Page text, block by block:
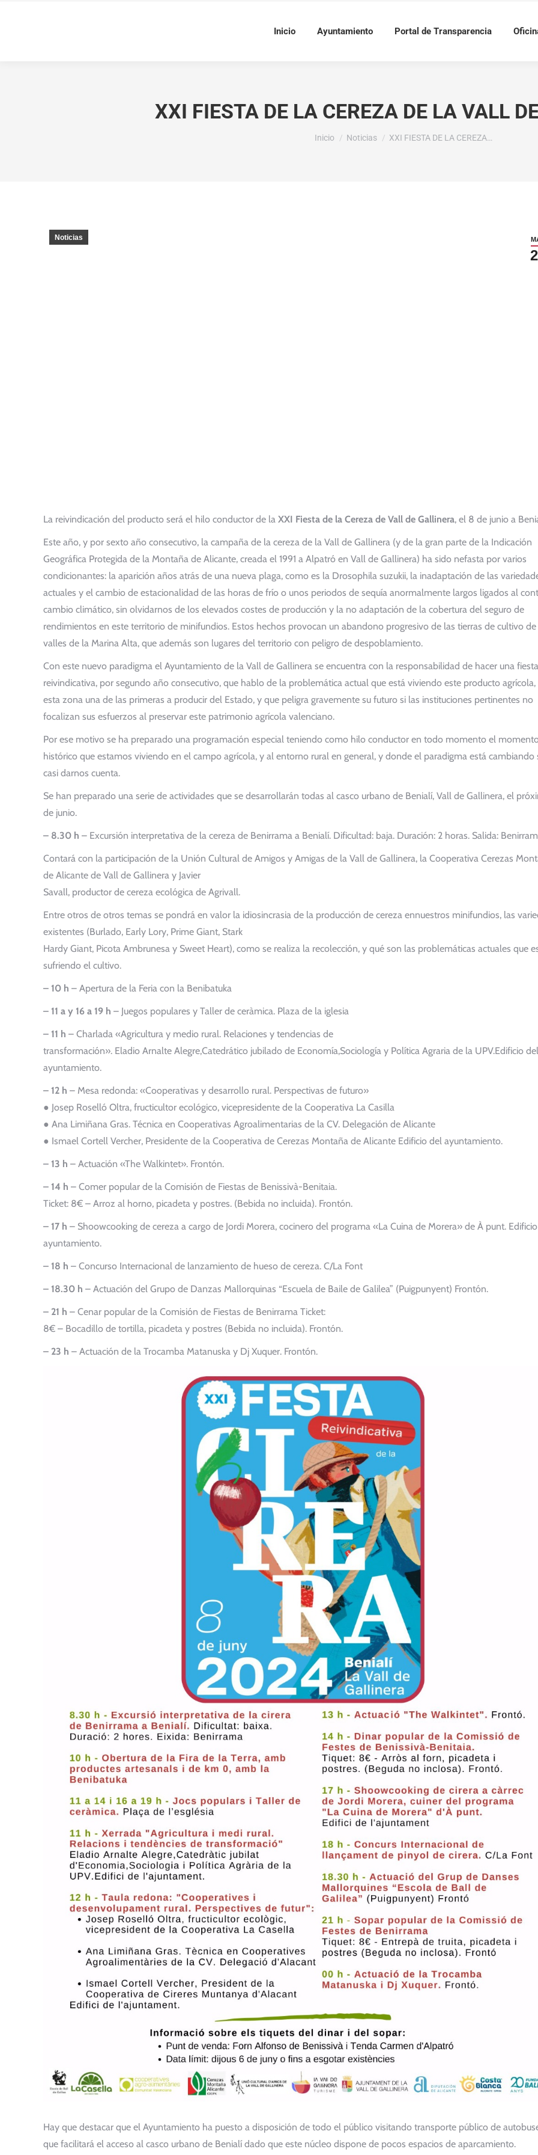
Inicio Ayuntamiento Portal de Transparencia
XXI FIESTA DE LA CEREZA DE LA VALL
Estás aquí:
Inicio Noticias XXI FIESTA DE LA CEREZA…
Noticias
La reivindicación del producto será el hilo conductor de la XXI Fiesta de la Cereza de Vall de Gallinera, el 8 de junio a
Este año, y por sexto año consecutivo, la campaña de la cereza de la Vall de Gallinera (y de la gran parte de la Indicación
Geográfica Protegida de la Montaña de Alicante, creada el 1991 a Alpatró en Vall de Gallinera) ha sido nefasta por varios
condicionantes: la aparición años atrás de una nueva plaga, como es la Drosophila suzukii, la inadaptación de las
actuales y el cambio de estacionalidad de las horas de frío o unos periodos de sequía anormalmente largos ligados al
cambio climático, sin olvidarnos de los elevados costes de producción y la no adaptación de la cobertura del seguro de
rendimientos en este territorio de minifundios. Estos hechos provocan un abandono progresivo de las tierras de cultivo
valles de la Marina Alta, que además son lugares del territorio con peligro de despoblamiento.
Con este nuevo paradigma el Ayuntamiento de la Vall de Gallinera se encuentra con la responsabilidad de hacer una fiesta
reivindicativa, por segundo año consecutivo, que hablo de la problemática actual que está viviendo este producto agrícola,
esta zona una de las primeras a producir del Estado, y que peligra gravemente su futuro si las instituciones pertinentes no
focalizan sus esfuerzos al preservar este patrimonio agrícola valenciano.
Por ese motivo se ha preparado una programación especial teniendo como hilo conductor en todo momento el
histórico que estamos viviendo en el campo agrícola, y al entorno rural en general, y donde el paradigma está cambiando
casi darnos cuenta.
Se han preparado una serie de actividades que se desarrollarán todas al casco urbano de Benialí, Vall de Gallinera, el
de junio.
– 8.30 h – Excursión interpretativa de la cereza de Benirrama a Benialí. Dificultad: baja. Duración: 2 horas. Salida:
Contará con la participación de la Unión Cultural de Amigos y Amigas de la Vall de Gallinera, la Cooperativa Cerezas
de Alicante de Vall de Gallinera y Javier
Savall, productor de cereza ecológica de Agrivall.
Entre otros de otros temas se pondrá en valor la idiosincrasia de la producción de cereza ennuestros minifundios, las
existentes (Burlado, Early Lory, Prime Giant, Stark
Hardy Giant, Picota Ambrunesa y Sweet Heart), como se realiza la recolección, y qué son las problemáticas actuales que
sufriendo el cultivo.
– 10 h – Apertura de la Feria con la Benibatuka
– 11 a y 16 a 19 h – Juegos populares y Taller de ceràmica. Plaza de la iglesia
– 11 h – Charlada «Agricultura y medio rural. Relaciones y tendencias de
transformación». Eladio Arnalte Alegre,Catedrático jubilado de Economía,Sociología y Política Agraria de la UPV.Edificio del
ayuntamiento.
– 12 h – Mesa redonda: «Cooperativas y desarrollo rural. Perspectivas de futuro»
● Josep Roselló Oltra, fructicultor ecológico, vicepresidente de la Cooperativa La Casilla
● Ana Limiñana Gras. Técnica en Cooperativas Agroalimentarias de la CV. Delegación de Alicante
● Ismael Cortell Vercher, Presidente de la Cooperativa de Cerezas Montaña de Alicante Edificio del ayuntamiento.
– 13 h – Actuación «The Walkintet». Frontón.
– 14 h – Comer popular de la Comisión de Fiestas de Benissivà-Benitaia.
Ticket: 8€ – Arroz al horno, picadeta y postres. (Bebida no incluida). Frontón.
– 17 h – Shoowcooking de cereza a cargo de Jordi Morera, cocinero del programa «La Cuina de Morera» de À punt.
ayuntamiento.
– 18 h – Concurso Internacional de lanzamiento de hueso de cereza. C/La Font
– 18.30 h – Actuación del Grupo de Danzas Mallorquinas “Escuela de Baile de Galilea” (Puigpunyent) Frontón.
– 21 h – Cenar popular de la Comisión de Fiestas de Benirrama Ticket:
8€ – Bocadillo de tortilla, picadeta y postres (Bebida no incluida). Frontón.
– 23 h – Actuación de la Trocamba Matanuska y Dj Xuquer. Frontón.
Hay que destacar que el Ayuntamiento ha puesto a disposición de todo el público visitando transporte público de
que facilitará el acceso al casco urbano de Benialí dado que este núcleo dispone de pocos espacios de aparcamiento.